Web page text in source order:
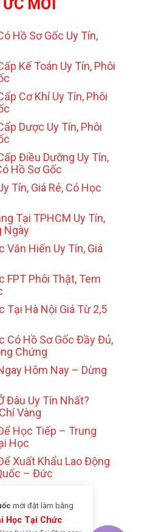
MỚI
Hồ Sơ Gốc Uy Tín,
Kế Toán Uy Tín, Phôi
Cơ Khí Uy Tín, Phôi
Dược Uy Tín, Phôi
Điều Dưỡng Uy Tín,
Hồ Sơ Gốc
Tín, Giá Rẻ, Có Học
Tại TPHCM Uy Tín,
Ngày
Văn Hiến Uy Tín, Giá
FPT Phôi Thật, Tem
Tại Hà Nội Giá Từ 2,5
Có Hồ Sơ Gốc Đầy Đủ,
Chứng
Hôm Nay – Dừng
Đâu Uy Tín Nhất?
Vàng
Học Tiếp – Trung
Học
Xuất Khẩu Lao Động
– Đức
mới đặt làm bằng
Đại Học Tại Chức ngay